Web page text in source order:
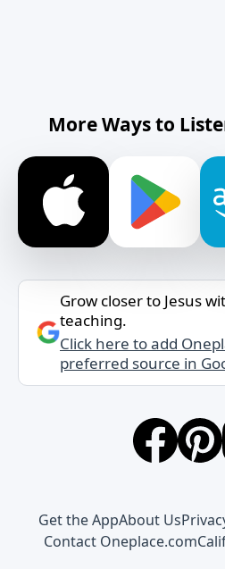
More Ways to
Grow closer to Jesus
teaching.
Click here to add
preferred source in
Get the AppAbout Us
Contact Oneplace.com